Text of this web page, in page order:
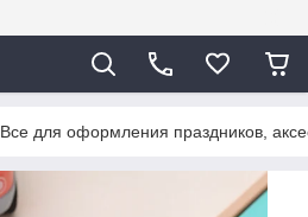
Все для оформления праздников,